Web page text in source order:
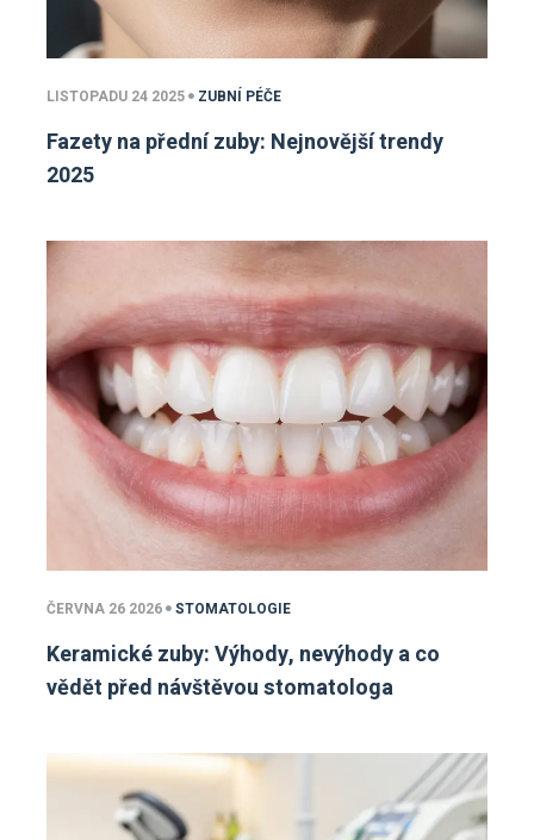
LISTOPADU 24 2025 ZUBNÍ PÉČE
Fazety na přední zuby: Nejnovější trendy
2025
ČERVNA 26 2026 STOMATOLOGIE
Keramické zuby: Výhody, nevýhody a co
vědět před návštěvou stomatologa